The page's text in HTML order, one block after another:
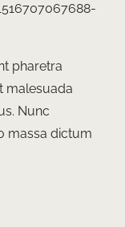
pharetra
malesuada
Nunc
massa dictum